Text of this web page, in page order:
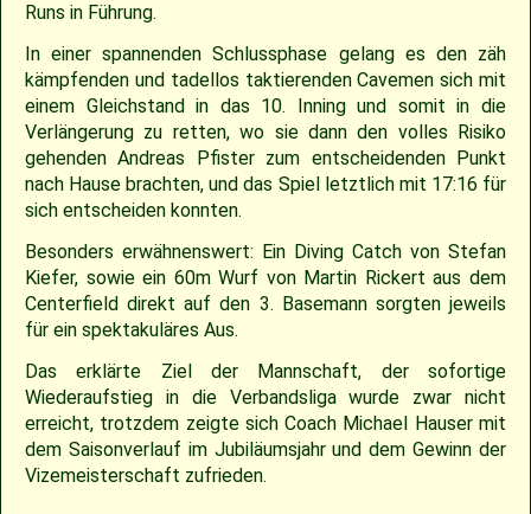
Runs in Führung.
In einer spannenden Schlussphase gelang es den zäh
kämpfenden und tadellos taktierenden Cavemen sich mit
einem Gleichstand in das 10. Inning und somit in die
Verlängerung zu retten, wo sie dann den volles Risiko
gehenden Andreas Pfister zum entscheidenden Punkt
nach Hause brachten, und das Spiel letztlich mit 17:16 für
sich entscheiden konnten.
Besonders erwähnenswert: Ein Diving Catch von Stefan
Kiefer, sowie ein 60m Wurf von Martin Rickert aus dem
Centerfield direkt auf den 3. Basemann sorgten jeweils
für ein spektakuläres Aus.
Das erklärte Ziel der Mannschaft, der sofortige
Wiederaufstieg in die Verbandsliga wurde zwar nicht
erreicht, trotzdem zeigte sich Coach Michael Hauser mit
dem Saisonverlauf im Jubiläumsjahr und dem Gewinn der
Vizemeisterschaft zufrieden.
2009
2007
Saison 2010
Saison 2009